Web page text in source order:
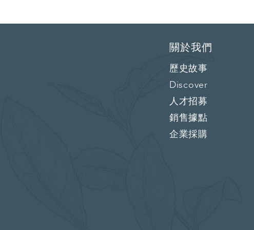
關於我們
歷史故事
Discover
人才招募
銷售據點
企業採購